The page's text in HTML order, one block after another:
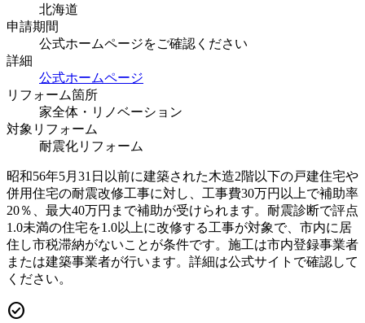
北海道
申請期間
公式ホームページをご確認ください
詳細
公式ホームページ
リフォーム箇所
家全体・リノベーション
対象リフォーム
耐震化リフォーム
昭和56年5月31日以前に建築された木造2階以下の戸建住宅や
併用住宅の耐震改修工事に対し、工事費30万円以上で補助率
20％、最大40万円まで補助が受けられます。耐震診断で評点
1.0未満の住宅を1.0以上に改修する工事が対象で、市内に居
住し市税滞納がないことが条件です。施工は市内登録事業者
または建築事業者が行います。詳細は公式サイトで確認して
ください。
check_circle